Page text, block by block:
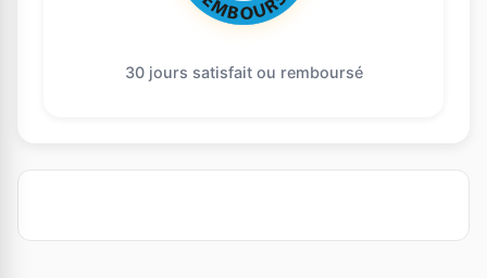
30 jours satisfait ou remboursé